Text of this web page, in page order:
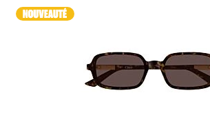
Élément